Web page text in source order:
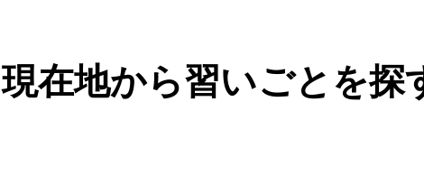
現在地から習いごとを探